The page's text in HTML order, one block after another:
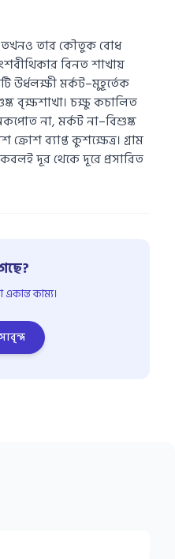
তখনও তার কৌতুক বোধ
বিনত শাখায়
উর্ধলক্ষী মর্কট–মুহূর্তেক
বৃক্ষশাখা। চক্ষু কচালিত
না, মর্কট না–বিশুষ্ক
ব্যাপ্ত কুশক্ষেত্র। গ্রাম
দূর থেকে দূরে প্রসারিত
কাম্য।